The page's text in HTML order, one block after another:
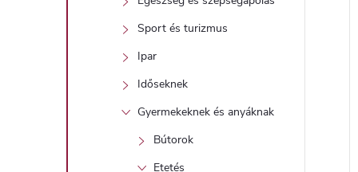
Sport és turizmus
Ipar
Időseknek
Gyermekeknek és anyáknak
Bútorok
Etetés